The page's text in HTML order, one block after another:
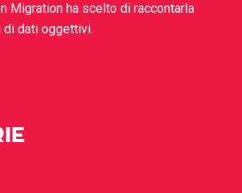
Migration ha scelto di raccontarla
di dati oggettivi.